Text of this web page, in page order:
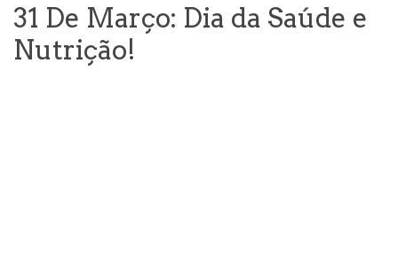
31 De Março: Dia da Saúde e
Nutrição!